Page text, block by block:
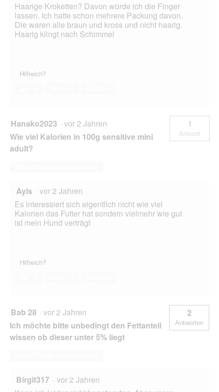
Haarige Kroketten? Davon würde ich die Finger
lassen. Ich hatte schon mehrere Packung davon.
Die waren alle braun und kross und nicht haarig.
Haarig klingt nach Schimmel
Hilfreich?
Hanako2023 · vor 2 Jahren
Wie viel Kalorien in 100g sensitive mini
adult?
1
Antwort
Ayls · vor 2 Jahren
Es interessiert sich eigentlich nicht wie viel
Kalorien das Futter hat sondern vielmehr wie gut
ist mein Hund verträgt
Hilfreich?
Bab 28 · vor 2 Jahren
Ich möchte bitte unbedingt den Fettanteil
wissen ob dieser unter 5% liegt
2
Antworten
Birgit317 · vor 2 Jahren